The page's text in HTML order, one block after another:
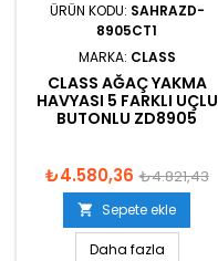
ÜRÜN KODU: SAHRAZD-
8905CT1
MARKA: CLASS
CLASS AĞAÇ YAKMA
HAVYASI 5 FARKLI UÇLU
BUTONLU ZD8905
₺4.580,36 ₺4.821,43
 Sepete ekle
Daha fazla